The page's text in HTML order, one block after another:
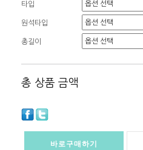
타입
원석타입
총길이
총 상품 금액
바로구매하기